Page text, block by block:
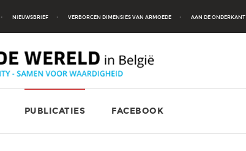
NIEUWSBRIEF VERBORGEN DIMENSIES VAN ARMOEDE AAN DE ONDERKANT
PUBLICATIES FACEBOOK